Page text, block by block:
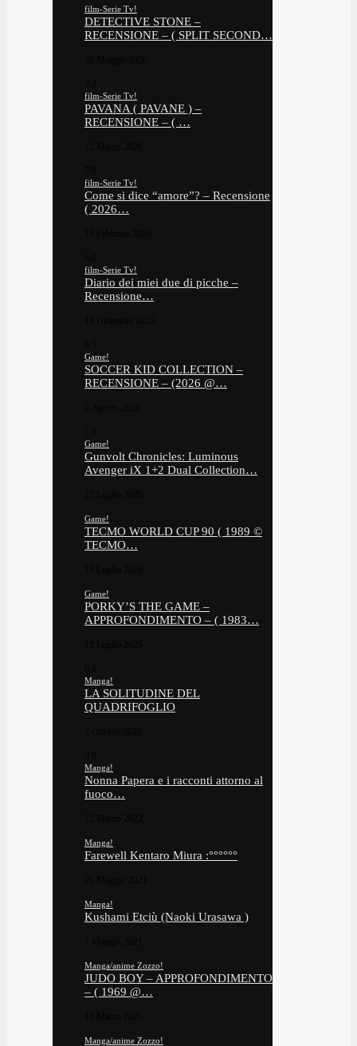
film-Serie Tv!
DETECTIVE STONE –
RECENSIONE – ( SPLIT SECOND…
film-Serie Tv!
PAVANA ( PAVANE ) –
RECENSIONE – ( …
film-Serie Tv!
Come si dice “amore”? – Recensione
( 2026…
film-Serie Tv!
Diario dei miei due di picche –
Recensione…
Game!
SOCCER KID COLLECTION –
RECENSIONE – (2026 @…
Game!
Gunvolt Chronicles: Luminous
Avenger iX 1+2 Dual Collection…
Game!
TECMO WORLD CUP 90 ( 1989 ©
TECMO…
Game!
PORKY’S THE GAME –
APPROFONDIMENTO – ( 1983…
Manga!
LA SOLITUDINE DEL
QUADRIFOGLIO
Manga!
Nonna Papera e i racconti attorno al
fuoco…
Manga!
Farewell Kentaro Miura :°°°°°°
Manga!
Kushami Etciù (Naoki Urasawa )
Manga/anime Zozzo!
JUDO BOY – APPROFONDIMENTO
– ( 1969 @…
Manga/anime Zozzo!